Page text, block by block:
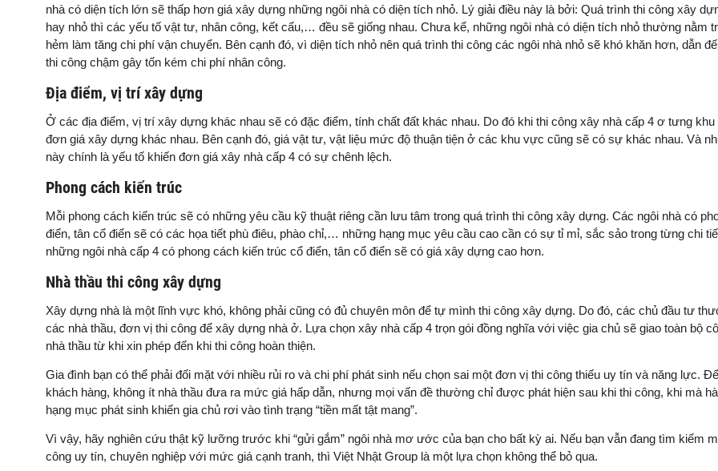
nhà có diện tích lớn sẽ thấp hơn giá xây dựng những ngôi nhà có diện tích nhỏ. Lý giải điều này là bởi: Quá trình thi công xây
hay nhỏ thì các yếu tố vật tư, nhân công, kết cấu,… đều sẽ giống nhau. Chưa kể, những ngôi nhà có diện tích nhỏ thường nằm
hẻm làm tăng chi phí vận chuyển. Bên cạnh đó, vì diện tích nhỏ nên quá trình thi công các ngôi nhà nhỏ sẽ khó khăn hơn, dẫn
thi công chậm gây tốn kém chi phí nhân công.
Địa điểm, vị trí xây dựng
Ở các địa điểm, vị trí xây dựng khác nhau sẽ có đặc điểm, tính chất đất khác nhau. Do đó khi thi công xây nhà cấp 4 ơ tưng
đơn giá xây dựng khác nhau. Bên cạnh đó, giá vật tư, vật liệu mức độ thuận tiện ở các khu vực cũng sẽ có sự khác nhau. Và
này chính là yếu tố khiến đơn giá xây nhà cấp 4 có sự chênh lệch.
Phong cách kiến trúc
Mỗi phong cách kiến trúc sẽ có những yêu cầu kỹ thuật riêng cần lưu tâm trong quá trình thi công xây dựng. Các ngôi nhà có
điển, tân cổ điển sẽ có các họa tiết phù điêu, phào chỉ,… những hạng mục yêu cầu cao cần có sự tỉ mỉ, sắc sảo trong từng chi
những ngôi nhà cấp 4 có phong cách kiến trúc cổ điển, tân cổ điển sẽ có giá xây dựng cao hơn.
Nhà thầu thi công xây dựng
Xây dựng nhà là một lĩnh vực khó, không phải cũng có đủ chuyên môn để tự mình thi công xây dựng. Do đó, các chủ đầu tư
các nhà thầu, đơn vị thi công để xây dựng nhà ở. Lựa chọn xây nhà cấp 4 trọn gói đồng nghĩa với việc gia chủ sẽ giao toàn bộ
nhà thầu từ khi xin phép đến khi thi công hoàn thiện.
Gia đình bạn có thể phải đối mặt với nhiều rủi ro và chi phí phát sinh nếu chọn sai một đơn vị thi công thiếu uy tín và năng lực.
khách hàng, không ít nhà thầu đưa ra mức giá hấp dẫn, nhưng mọi vấn đề thường chỉ được phát hiện sau khi thi công, khi mà
hạng mục phát sinh khiến gia chủ rơi vào tình trạng “tiền mất tật mang”.
Vì vậy, hãy nghiên cứu thật kỹ lưỡng trước khi “gửi gắm” ngôi nhà mơ ước của bạn cho bất kỳ ai. Nếu bạn vẫn đang tìm kiếm
công uy tín, chuyên nghiệp với mức giá cạnh tranh, thì Việt Nhật Group là một lựa chọn không thể bỏ qua.